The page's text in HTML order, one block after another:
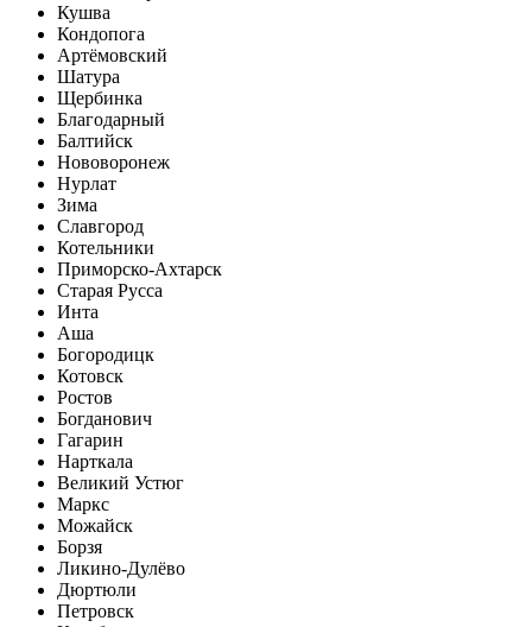
Кушва
Кондопога
Артёмовский
Шатура
Щербинка
Благодарный
Балтийск
Нововоронеж
Нурлат
Зима
Славгород
Котельники
Приморско-Ахтарск
Старая Русса
Инта
Аша
Богородицк
Котовск
Ростов
Богданович
Гагарин
Нарткала
Великий Устюг
Маркс
Можайск
Борзя
Ликино-Дулёво
Дюртюли
Петровск